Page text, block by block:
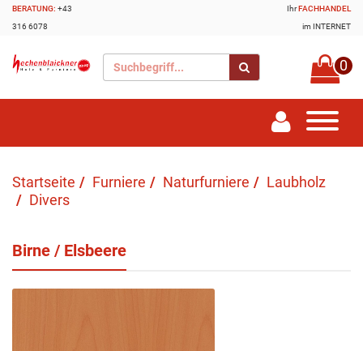
BERATUNG: +43
316 6078
IhrFACHHANDEL
im INTERNET
0
Startseite Furniere Naturfurniere
Laubholz
Divers
Birne / Elsbeere